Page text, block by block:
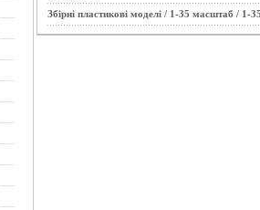
Збірні пластикові моделі / 1-35 масштаб / 1-